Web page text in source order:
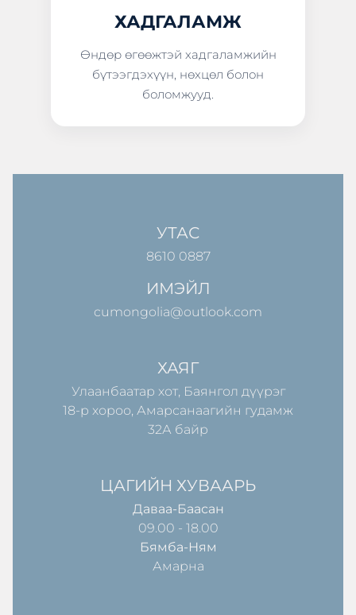
ХАДГАЛАМЖ
Өндөр өгөөжтэй хадгаламжийн
бүтээгдэхүүн, нөхцөл болон
боломжууд.
УТАС
8610 0887
ИМЭЙЛ
cumongolia@outlook.com
ХАЯГ
Улаанбаатар хот, Баянгол дүүрэг
18-р хороо, Амарсанаагийн гудамж
32А байр
ЦАГИЙН ХУВААРЬ
Даваа-Баасан
09.00 - 18.00
Бямба-Ням
Амарна